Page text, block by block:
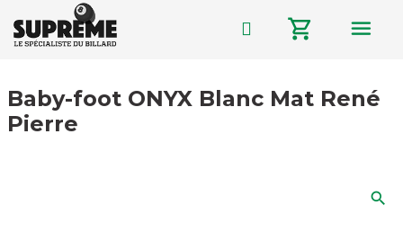
shopping_cart menu
Baby-foot ONYX Blanc Mat René
Pierre
search